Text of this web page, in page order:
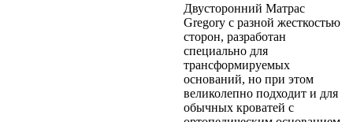
Двусторонний Матрас
Gregory с разной жесткостью
сторон, разработан
специально для
трансформируемых
оснований, но при этом
великолепно подходит и для
обычных кроватей с